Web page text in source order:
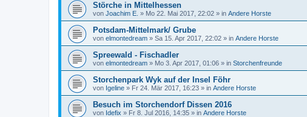
Störche in Mittelhessen
von Joachim E. » Mo 22. Mai 2017, 22:02 » in Andere Horste
Potsdam-Mittelmark/ Grube
von elmontedream » Sa 15. Apr 2017, 22:02 » in Andere Horste
Spreewald - Fischadler
von elmontedream » Mo 3. Apr 2017, 01:06 » in Storchenfreunde
Storchenpark Wyk auf der Insel Föhr
von Igeline » Fr 24. Mär 2017, 16:23 » in Andere Horste
Besuch im Storchendorf Dissen 2016
von Idefix » Fr 8. Jul 2016, 14:35 » in Andere Horste